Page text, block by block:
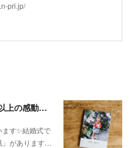
pri.jp/
プレ花さま必見💐“花嫁の手紙”以上の感動を。「子育て卒業アルバム」を親に贈りませんか？
す✨結婚式で
」があります…